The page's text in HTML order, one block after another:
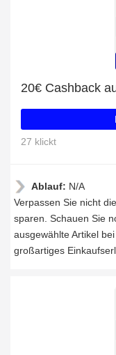
27 klickt
Ablauf: N/A
Verpassen Sie nicht
sparen. Schauen Sie
ausgewählte Artikel
großartiges